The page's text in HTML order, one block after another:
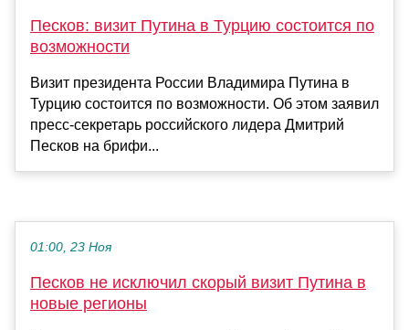
Песков: визит Путина в Турцию состоится по
возможности
Визит президента России Владимира Путина в
Турцию состоится по возможности. Об этом заявил
пресс-секретарь российского лидера Дмитрий
Песков на брифи...
01:00, 23 Ноя
Песков не исключил скорый визит Путина в
новые регионы